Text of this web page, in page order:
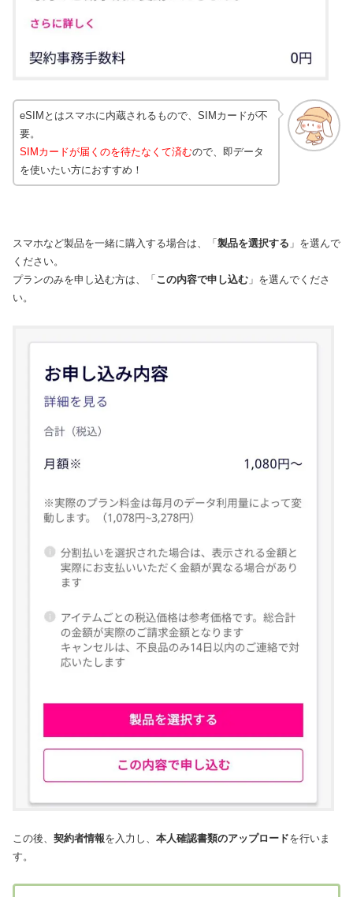
eSIMとはスマホに内蔵されるもので、SIMカードが不
要。
SIMカードが届くのを待たなくて済むので、即データ
を使いたい方におすすめ！
スマホなど製品を一緒に購入する場合は、「 製品を選択する 」を選んで
ください。
プランのみを申し込む方は、「 この内容で申し込む 」を選んでくださ
い。
この後、 契約者情報を入力し、 本人確認書類のアップロードを行いま
す。